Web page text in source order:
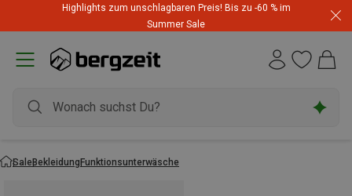
Highlights zum unschlagbaren Preis! Bis zu -60 % im
Summer Sale
SaleBekleidungFunktionsunterwäsche